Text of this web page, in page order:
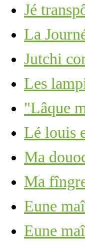
Jé
La
Jutchi
Les
"Lâque
Lé louis
Ma
Ma
Eune
Eune